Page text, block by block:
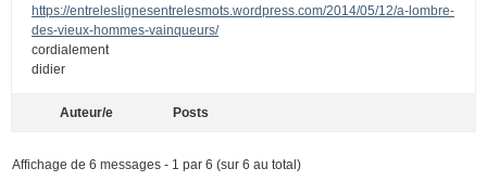
https://entreleslignesentrelesmots.wordpress.com/2014/05/12/a-lombre-
des-vieux-hommes-vainqueurs/
cordialement
didier
Auteur/e Posts
Affichage de 6 messages - 1 par 6 (sur 6 au total)